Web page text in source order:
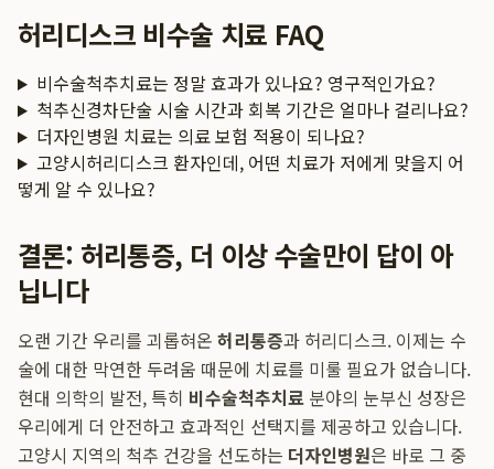
허리디스크 비수술 치료 FAQ
비수술척추치료는 정말 효과가 있나요? 영구적인가요?
척추신경차단술 시술 시간과 회복 기간은 얼마나 걸리나요?
더자인병원 치료는 의료 보험 적용이 되나요?
고양시허리디스크 환자인데, 어떤 치료가 저에게 맞을지 어
떻게 알 수 있나요?
결론: 허리통증, 더 이상 수술만이 답이 아
닙니다
오랜 기간 우리를 괴롭혀온 허리통증과 허리디스크. 이제는 수
술에 대한 막연한 두려움 때문에 치료를 미룰 필요가 없습니다.
현대 의학의 발전, 특히 비수술척추치료 분야의 눈부신 성장은
우리에게 더 안전하고 효과적인 선택지를 제공하고 있습니다.
고양시 지역의 척추 건강을 선도하는 더자인병원은 바로 그 중